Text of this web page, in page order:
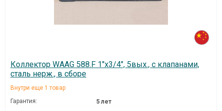
Коллектор WAAG 588.F 1"х3/4", 5вых., c клапанами,
сталь нерж., в сборе
Внутри еще 1 товар
Гарантия:
5 лет